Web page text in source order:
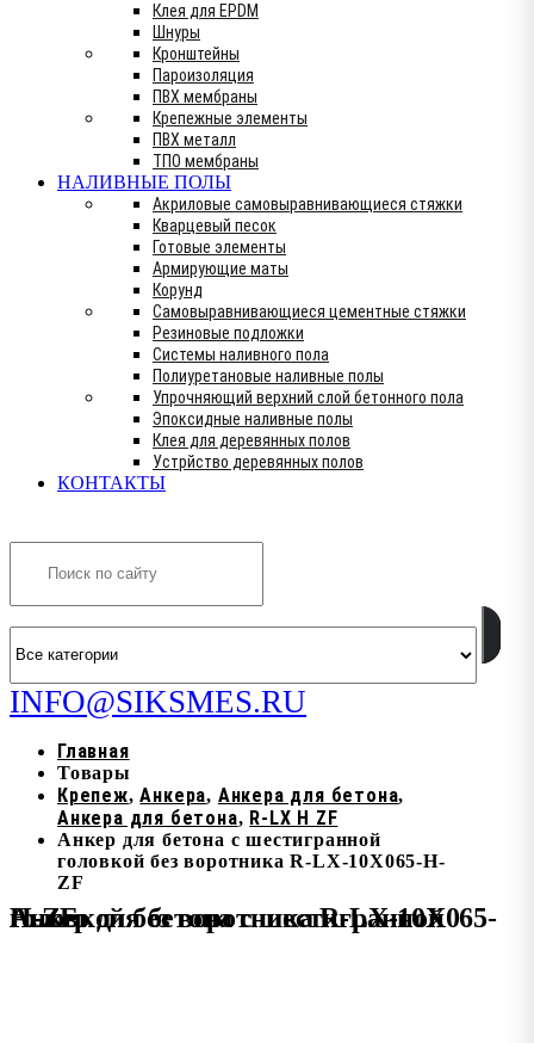
Клея для EPDM
Шнуры
Кронштейны
Пароизоляция
ПВХ мембраны
Крепежные элементы
ПВХ металл
ТПО мембраны
НАЛИВНЫЕ ПОЛЫ
Акриловые самовыравнивающиеся стяжки
Кварцевый песок
Готовые элементы
Армирующие маты
Корунд
Самовыравнивающиеся цементные стяжки
Резиновые подложки
Системы наливного пола
Полиуретановые наливные полы
Упрочняющий верхний слой бетонного пола
Эпоксидные наливные полы
Клея для деревянных полов
Устрйство деревянных полов
КОНТАКТЫ
INFO@SIKSMES.RU
Главная
Товары
Крепеж,Анкера, Анкера для бетона,
Анкера для бетона, R-LX H ZF
Анкер для бетона с шестигранной
головкой без воротника R-LX-10X065-H-
ZF
Анкер для бетона с шестигранной головкой без воротника R-LX-10X065-H-ZF